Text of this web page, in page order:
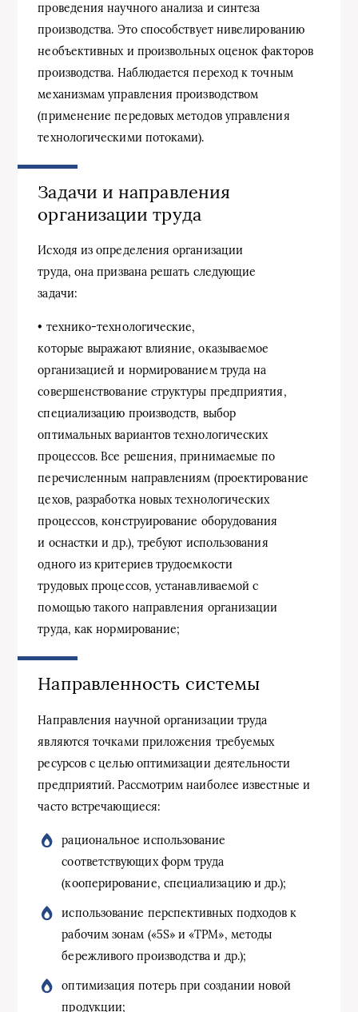
проведения научного анализа и синтеза
производства. Это способствует нивелированию
необъективных и произвольных оценок факторов
производства. Наблюдается переход к точным
механизмам управления производством
(применение передовых методов управления
технологическими потоками).
Задачи и направления
организации труда
Исходя из определения организации
труда, она призвана решать следующие
задачи:
• технико-технологические,
которые выражают влияние, оказываемое
организацией и нормированием труда на
совершенствование структуры предприятия,
специализацию производств, выбор
оптимальных вариантов технологических
процессов. Все решения, принимаемые по
перечисленным направлениям (проектирование
цехов, разработка новых технологических
процессов, конструирование оборудования
и оснастки и др.), требуют использования
одного из критериев трудоемкости
трудовых процессов, устанавливаемой с
помощью такого направления организации
труда, как нормирование;
Направленность системы
Направления научной организации труда
являются точками приложения требуемых
ресурсов с целью оптимизации деятельности
предприятий. Рассмотрим наиболее известные и
часто встречающиеся:
рациональное использование
соответствующих форм труда
(кооперирование, специализацию и др.);
использование перспективных подходов к
рабочим зонам («5S» и «ТРМ», методы
бережливого производства и др.);
оптимизация потерь при создании новой
продукции;